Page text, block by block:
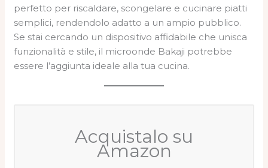
perfetto per riscaldare, scongelare e cucinare piatti
semplici, rendendolo adatto a un ampio pubblico.
Se stai cercando un dispositivo affidabile che unisca
funzionalità e stile, il microonde Bakaji potrebbe
essere l’aggiunta ideale alla tua cucina.
Acquistalo su
Amazon